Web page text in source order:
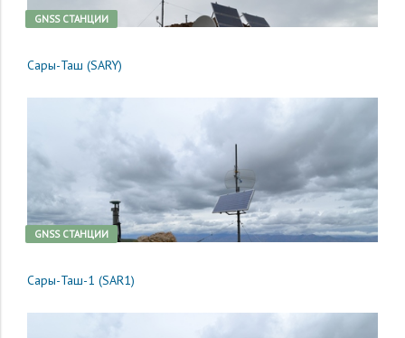
GNSS CТАНЦИИ
Сары-Таш (SARY)
GNSS CТАНЦИИ
Сары-Таш-1 (SAR1)